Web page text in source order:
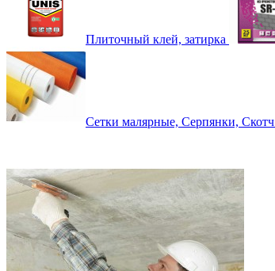
Плиточный клей, затирка
Сетки малярные, Серпянки, Скотч